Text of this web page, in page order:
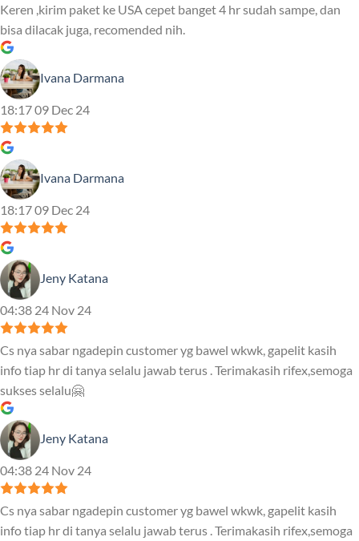
Keren ,kirim paket ke USA cepet banget 4 hr sudah sampe, dan
bisa dilacak juga, recomended nih.
Ivana Darmana
18:17 09 Dec 24
Ivana Darmana
18:17 09 Dec 24
Jeny Katana
04:38 24 Nov 24
Cs nya sabar ngadepin customer yg bawel wkwk, gapelit kasih
info tiap hr di tanya selalu jawab terus . Terimakasih rifex,semoga
sukses selalu🤗
Jeny Katana
04:38 24 Nov 24
Cs nya sabar ngadepin customer yg bawel wkwk, gapelit kasih
info tiap hr di tanya selalu jawab terus . Terimakasih rifex,semoga